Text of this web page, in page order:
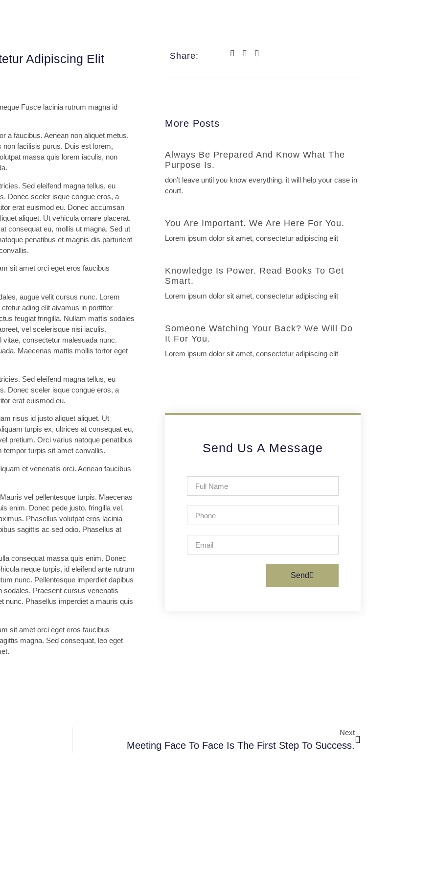
Adipiscing Elit
Fusce lacinia rutrum magna id
a faucibus. Aenean non aliquet metus.
facilisis purus. Duis est lorem,
massa quis lorem iaculis, non
Sed eleifend magna tellus, eu
Donec sceler isque congue eros, a
erat euismod eu. Donec accumsan
aliquet. Ut vehicula ornare placerat.
consequat eu, mollis ut magna. Sed ut
penatibus et magnis dis parturient
sit amet orci eget eros faucibus
augue velit cursus nunc. Lorem
ading elit aivamus in porttitor
feugiat fringilla. Nullam mattis sodales
vel scelerisque nisi iaculis.
consectetur malesuada nunc.
Maecenas mattis mollis tortor eget
Sed eleifend magna tellus, eu
Donec sceler isque congue eros, a
erat euismod eu.
risus id justo aliquet aliquet. Ut
turpis ex, ultrices at consequat eu,
pretium. Orci varius natoque penatibus
turpis sit amet convallis.
et venenatis orci. Aenean faucibus
vel pellentesque turpis. Maecenas
enim. Donec pede justo, fringilla vel,
Phasellus volutpat eros lacinia
sagittis ac sed odio. Phasellus at
consequat massa quis enim. Donec
neque turpis, id eleifend ante rutrum
nunc. Pellentesque imperdiet dapibus
sodales. Praesent cursus venenatis
nunc. Phasellus imperdiet a mauris quis
sit amet orci eget eros faucibus
magna. Sed consequat, leo eget
Share:
More Posts
Always Be Prepared And Know What The
Purpose Is.
don’t leave until you know everything. it will help your case in
court.
You Are Important. We Are Here For You.
Lorem ipsum dolor sit amet, consectetur adipiscing elit
Knowledge Is Power. Read Books To Get
Smart.
Lorem ipsum dolor sit amet, consectetur adipiscing elit
Someone Watching Your Back? We Will Do
It For You.
Lorem ipsum dolor sit amet, consectetur adipiscing elit
Send Us A Message
Send
Next
Meeting Face To Face Is The First Step To Success.